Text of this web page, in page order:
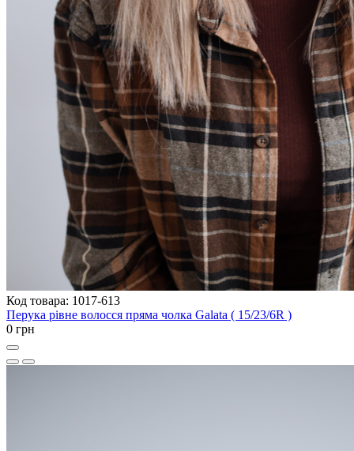
Код товара: 1017-613
Перука рівне волосся пряма чолка Galata ( 15/23/6R )
0 грн